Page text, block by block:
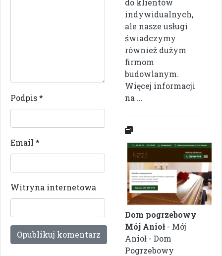
Podpis*
Email *
Witryna internetowa
do klientów
indywidualnych,
ale nasze usługi
świadczymy
również dużym
firmom
budowlanym.
Więcej informacji
na ...
Dom pogrzebowy
Mój Anioł - Mój
Anioł - Dom
Pogrzebowy